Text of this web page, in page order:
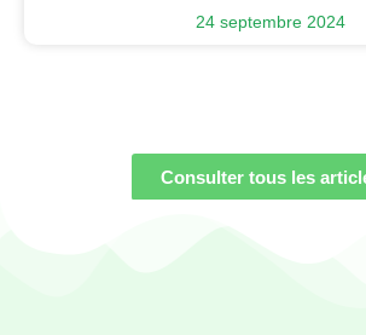
24 septembre 2024
Consulter tous les